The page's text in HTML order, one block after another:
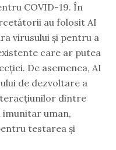
COVID-19. În
au folosit AI
virusului și pentru a
care ar putea
De asemenea, AI
de dezvoltare a
dintre
imunitar uman,
testarea și